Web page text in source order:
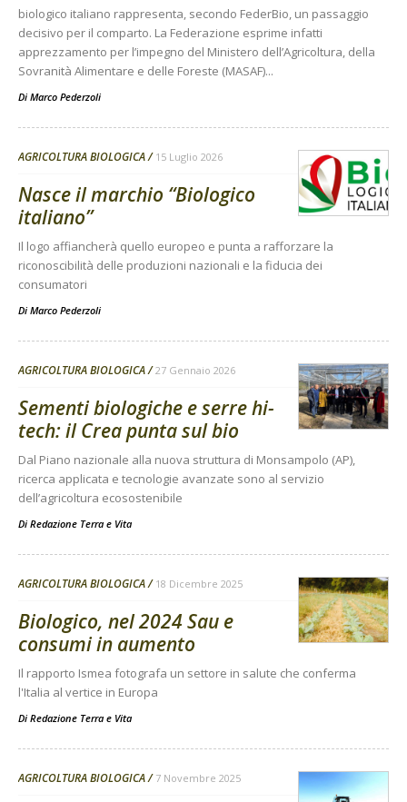
biologico italiano rappresenta, secondo FederBio, un passaggio
decisivo per il comparto. La Federazione esprime infatti
apprezzamento per l’impegno del Ministero dell’Agricoltura, della
Sovranità Alimentare e delle Foreste (MASAF)...
Di Marco Pederzoli
AGRICOLTURA BIOLOGICA 15 Luglio 2026
Nasce il marchio “Biologico
italiano”
Il logo affiancherà quello europeo e punta a rafforzare la
riconoscibilità delle produzioni nazionali e la fiducia dei
consumatori
Di Marco Pederzoli
AGRICOLTURA BIOLOGICA 27 Gennaio 2026
Sementi biologiche e serre hi-
tech: il Crea punta sul bio
Dal Piano nazionale alla nuova struttura di Monsampolo (AP),
ricerca applicata e tecnologie avanzate sono al servizio
dell’agricoltura ecosostenibile
Di Redazione Terra e Vita
AGRICOLTURA BIOLOGICA 18 Dicembre 2025
Biologico, nel 2024 Sau e
consumi in aumento
Il rapporto Ismea fotografa un settore in salute che conferma
l'Italia al vertice in Europa
Di Redazione Terra e Vita
AGRICOLTURA BIOLOGICA 7 Novembre 2025